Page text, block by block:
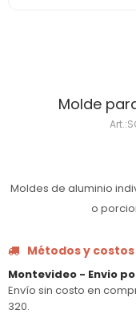
Molde
Moldes de aluminio
o
Métodos y
Montevideo - Envio
Envío sin costo en
320.